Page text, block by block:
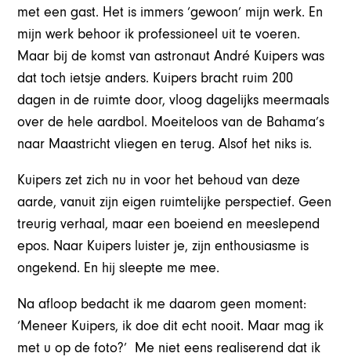
met een gast. Het is immers ‘gewoon’ mijn werk. En
mijn werk behoor ik professioneel uit te voeren.
Maar bij de komst van astronaut André Kuipers was
dat toch ietsje anders. Kuipers bracht ruim 200
dagen in de ruimte door, vloog dagelijks meermaals
over de hele aardbol. Moeiteloos van de Bahama’s
naar Maastricht vliegen en terug. Alsof het niks is.
Kuipers zet zich nu in voor het behoud van deze
aarde, vanuit zijn eigen ruimtelijke perspectief. Geen
treurig verhaal, maar een boeiend en meeslepend
epos. Naar Kuipers luister je, zijn enthousiasme is
ongekend. En hij sleepte me mee.
Na afloop bedacht ik me daarom geen moment:
‘Meneer Kuipers, ik doe dit echt nooit. Maar mag ik
met u op de foto?’ Me niet eens realiserend dat ik